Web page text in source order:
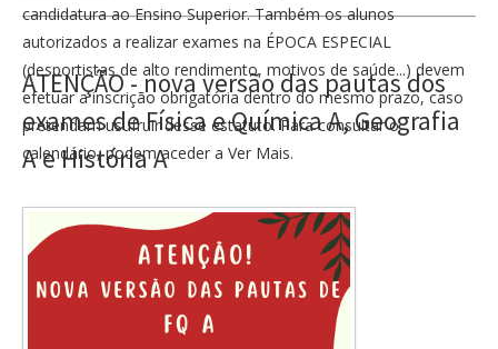
candidatura ao Ensino Superior. Também os alunos
autorizados a realizar exames na ÉPOCA ESPECIAL
(desportistas de alto rendimento, motivos de saúde...) devem
efetuar a inscrição obrigatória dentro do mesmo prazo, caso
pretendam usufruir desse estatuto. Para consultar o
calendário, podem aceder a Ver Mais.
ATENÇÃO - nova versão das pautas dos
exames de Física e Química A, Geografia
A e História A